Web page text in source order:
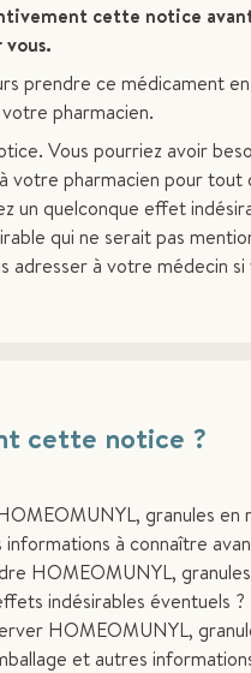
cette notice
prendre ce médicament
pharmacien.
Vous pourriez avoir
votre pharmacien pour tout
un quelconque effet
qui ne serait pas
adresser à votre médecin
cette notice ?
granules en
informations à connaître
HOMEOMUNYL,
indésirables éventuels ?
HOMEOMUNYL,
et autres